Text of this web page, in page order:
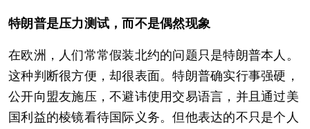
特朗普是压力测试，而不是偶然现象
在欧洲，人们常常假装北约的问题只是特朗普本人。
这种判断很方便，却很表面。特朗普确实行事强硬，
公开向盟友施压，不避讳使用交易语言，并且通过美
国利益的棱镜看待国际义务。但他表达的不只是个人